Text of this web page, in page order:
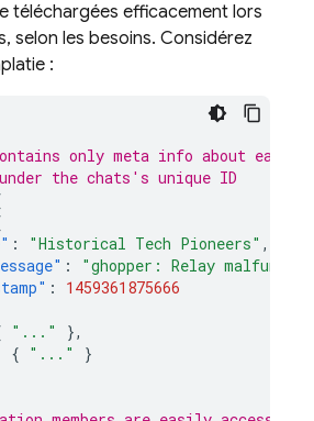
téléchargées efficacement lors
selon les besoins. Considérez
:
only meta info about each
the chats's unique ID
: "Historical Tech Pioneers" ,
:
"ghopper: Relay
:
1459361875666
"..."
},
{ "..."
}